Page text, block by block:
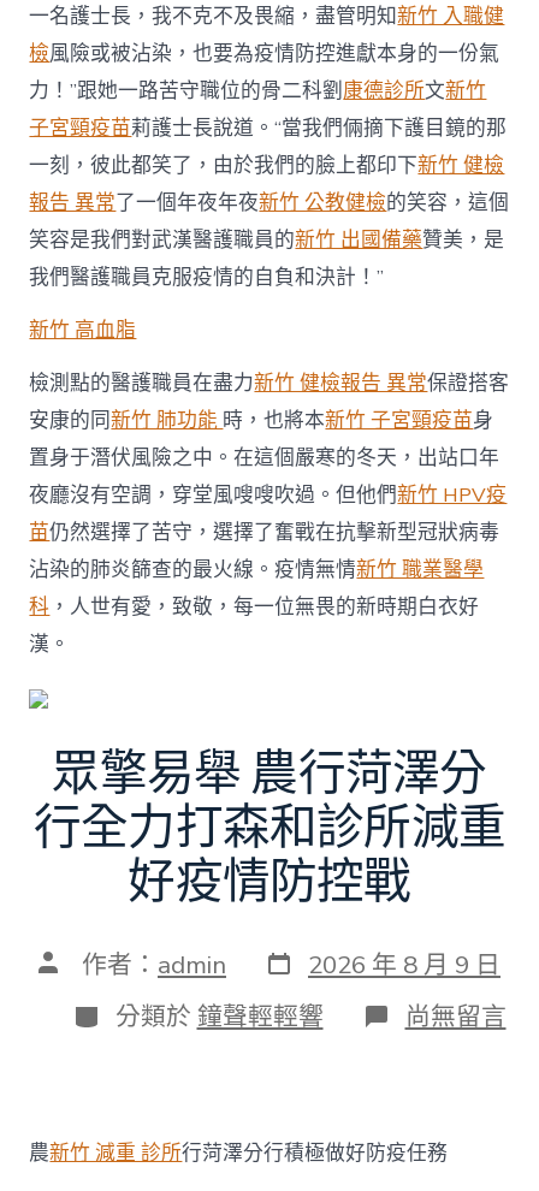
一名護士長，我不克不及畏縮，盡管明知新竹 入職健
檢風險或被沾染，也要為疫情防控進獻本身的一份氣
力！”跟她一路苦守職位的骨二科劉康德診所文新竹
子宮頸疫苗莉護士長說道。“當我們倆摘下護目鏡的那
一刻，彼此都笑了，由於我們的臉上都印下新竹 健檢
報告 異常了一個年夜年夜新竹 公教健檢的笑容，這個
笑容是我們對武漢醫護職員的新竹 出國備藥贊美，是
我們醫護職員克服疫情的自負和決計！”
新竹 高血脂
檢測點的醫護職員在盡力新竹 健檢報告 異常保證搭客
安康的同新竹 肺功能 時，也將本新竹 子宮頸疫苗身
置身于潛伏風險之中。在這個嚴寒的冬天，出站口年
夜廳沒有空調，穿堂風嗖嗖吹過。但他們新竹 HPV疫
苗仍然選擇了苦守，選擇了奮戰在抗擊新型冠狀病毒
沾染的肺炎篩查的最火線。疫情無情新竹 職業醫學
科 ，人世有愛，致敬，每一位無畏的新時期白衣好
漢。
眾擎易舉 農行菏澤分
行全力打森和診所減重
好疫情防控戰
文 作者： admin 發
表
日
期
2026 年 8 月 9 日
分
類
分類於 鐘聲輕輕響 在
〈眾
農
行
尚無留言
農新竹 減重 診所行菏澤分行積極做好防疫任務